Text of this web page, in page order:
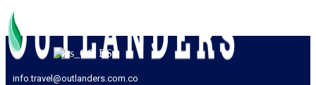
ES
info.travel@outlanders.com.co